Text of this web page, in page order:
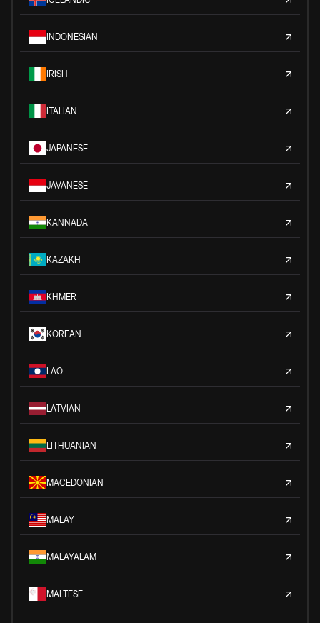
INDONESIAN
IRISH
ITALIAN
JAPANESE
JAVANESE
KANNADA
KAZAKH
KHMER
KOREAN
LAO
LATVIAN
LITHUANIAN
MACEDONIAN
MALAY
MALAYALAM
MALTESE